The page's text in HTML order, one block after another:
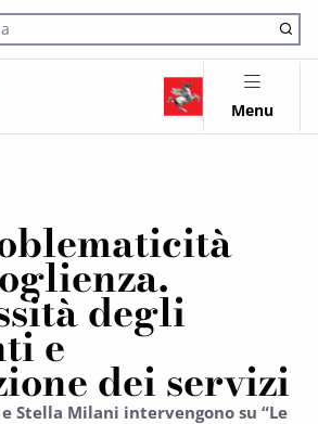
sito
Menu
degli
e
dei servizi
Stella Milani intervengono su “Le